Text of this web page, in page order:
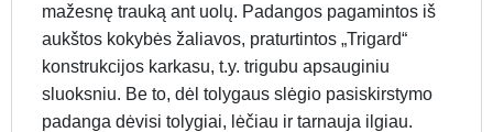
mažesnę trauką ant uolų. Padangos pagamintos iš
aukštos kokybės žaliavos, praturtintos „Trigard“
konstrukcijos karkasu, t.y. trigubu apsauginiu
sluoksniu. Be to, dėl tolygaus slėgio pasiskirstymo
padanga dėvisi tolygiai, lėčiau ir tarnauja ilgiau.